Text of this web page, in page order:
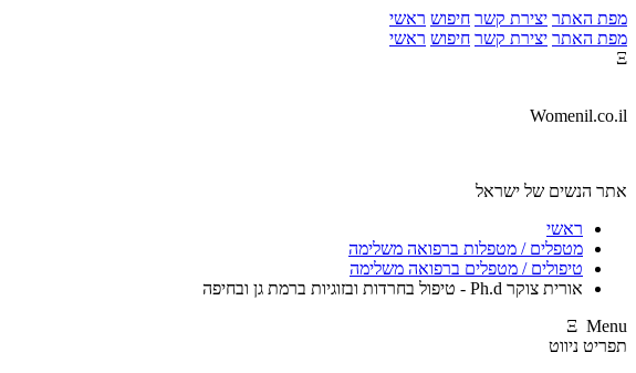
מפת האתר יצירת קשר חיפוש ראשי
מפת האתר יצירת קשר חיפוש ראשי
Ξ
Womenil.co.il
אתר הנשים של ישראל
ראשי
מטפלים / מטפלות ברפואה משלימה
טיפולים / מטפלים ברפואה משלימה
אורית צוקר Ph.d - טיפול בחרדות ובזוגיות ברמת גן ובחיפה
Ξ Menu
תפריט ניווט